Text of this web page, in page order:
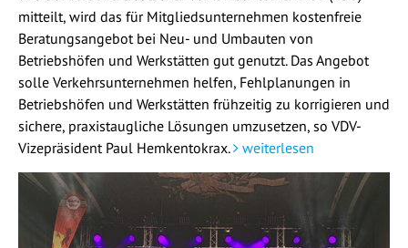
mitteilt, wird das für Mitgliedsunternehmen kostenfreie
Beratungsangebot bei Neu- und Umbauten von
Betriebshöfen und Werkstätten gut genutzt. Das Angebot
solle Verkehrsunternehmen helfen, Fehlplanungen in
Betriebshöfen und Werkstätten frühzeitig zu korrigieren und
sichere, praxistaugliche Lösungen umzusetzen, so VDV-
Vizepräsident Paul Hemkentokrax.
weiterlesen